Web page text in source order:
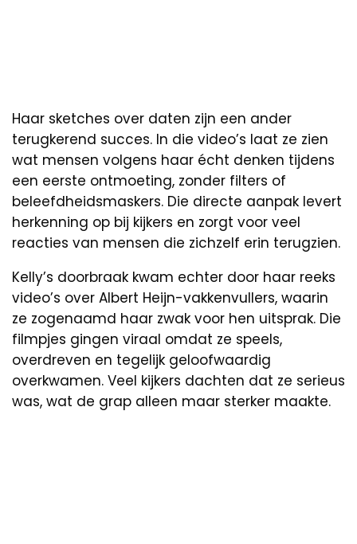
Haar sketches over daten zijn een ander
terugkerend succes. In die video’s laat ze zien
wat mensen volgens haar écht denken tijdens
een eerste ontmoeting, zonder filters of
beleefdheidsmaskers. Die directe aanpak levert
herkenning op bij kijkers en zorgt voor veel
reacties van mensen die zichzelf erin terugzien.
Kelly’s doorbraak kwam echter door haar reeks
video’s over Albert Heijn-vakkenvullers, waarin
ze zogenaamd haar zwak voor hen uitsprak. Die
filmpjes gingen viraal omdat ze speels,
overdreven en tegelijk geloofwaardig
overkwamen. Veel kijkers dachten dat ze serieus
was, wat de grap alleen maar sterker maakte.